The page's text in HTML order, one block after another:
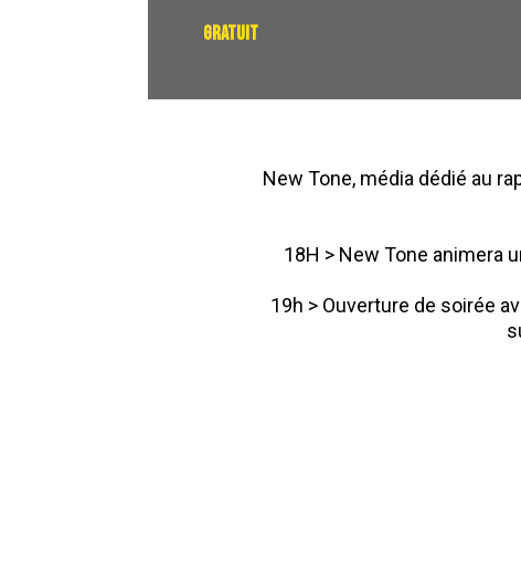
Gratuit
New Tone, média dédié au
18H > New Tone animera
19h > Ouverture de soirée